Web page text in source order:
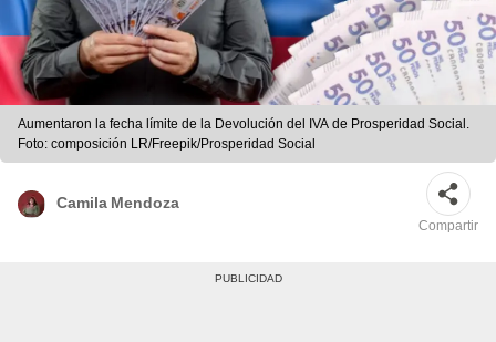
Aumentaron la fecha límite de la Devolución del IVA de Prosperidad Social.
Foto: composición LR/Freepik/Prosperidad Social
Camila Mendoza
Compartir